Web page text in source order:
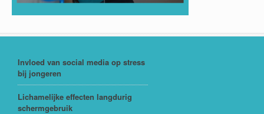
Invloed van social media op stress
bij jongeren
Lichamelijke effecten langdurig
schermgebruik